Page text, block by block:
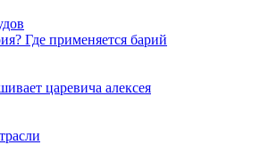
Где применяется барий
царевича алексея